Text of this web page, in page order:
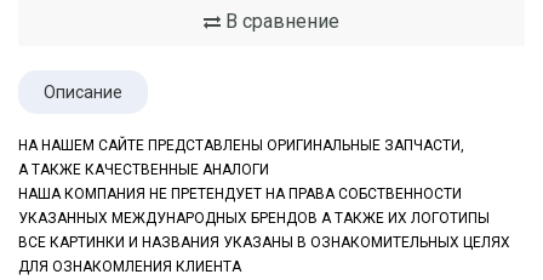
В сравнение
Описание
НА НАШЕМ САЙТЕ ПРЕДСТАВЛЕНЫ ОРИГИНАЛЬНЫЕ ЗАПЧАСТИ,
А ТАКЖЕ КАЧЕСТВЕННЫЕ АНАЛОГИ
НАША КОМПАНИЯ НЕ ПРЕТЕНДУЕТ НА ПРАВА СОБСТВЕННОСТИ
УКАЗАННЫХ МЕЖДУНАРОДНЫХ БРЕНДОВ А ТАКЖЕ ИХ ЛОГОТИПЫ
ВСЕ КАРТИНКИ И НАЗВАНИЯ УКАЗАНЫ В ОЗНАКОМИТЕЛЬНЫХ ЦЕЛЯХ
ДЛЯ ОЗНАКОМЛЕНИЯ КЛИЕНТА